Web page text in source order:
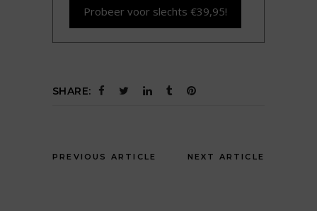
Probeer voor slechts €39,95!
SHARE:
PREVIOUS ARTICLE NEXT ARTICLE